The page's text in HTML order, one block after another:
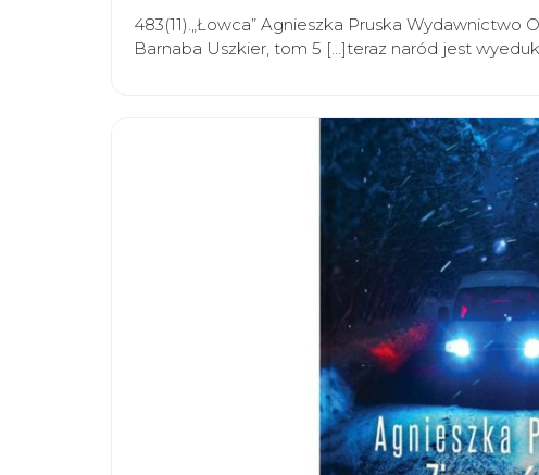
483(11).„Łowca” Agnieszka Pruska Wydawnictwo
Barnaba Uszkier, tom 5 […]teraz naród jest